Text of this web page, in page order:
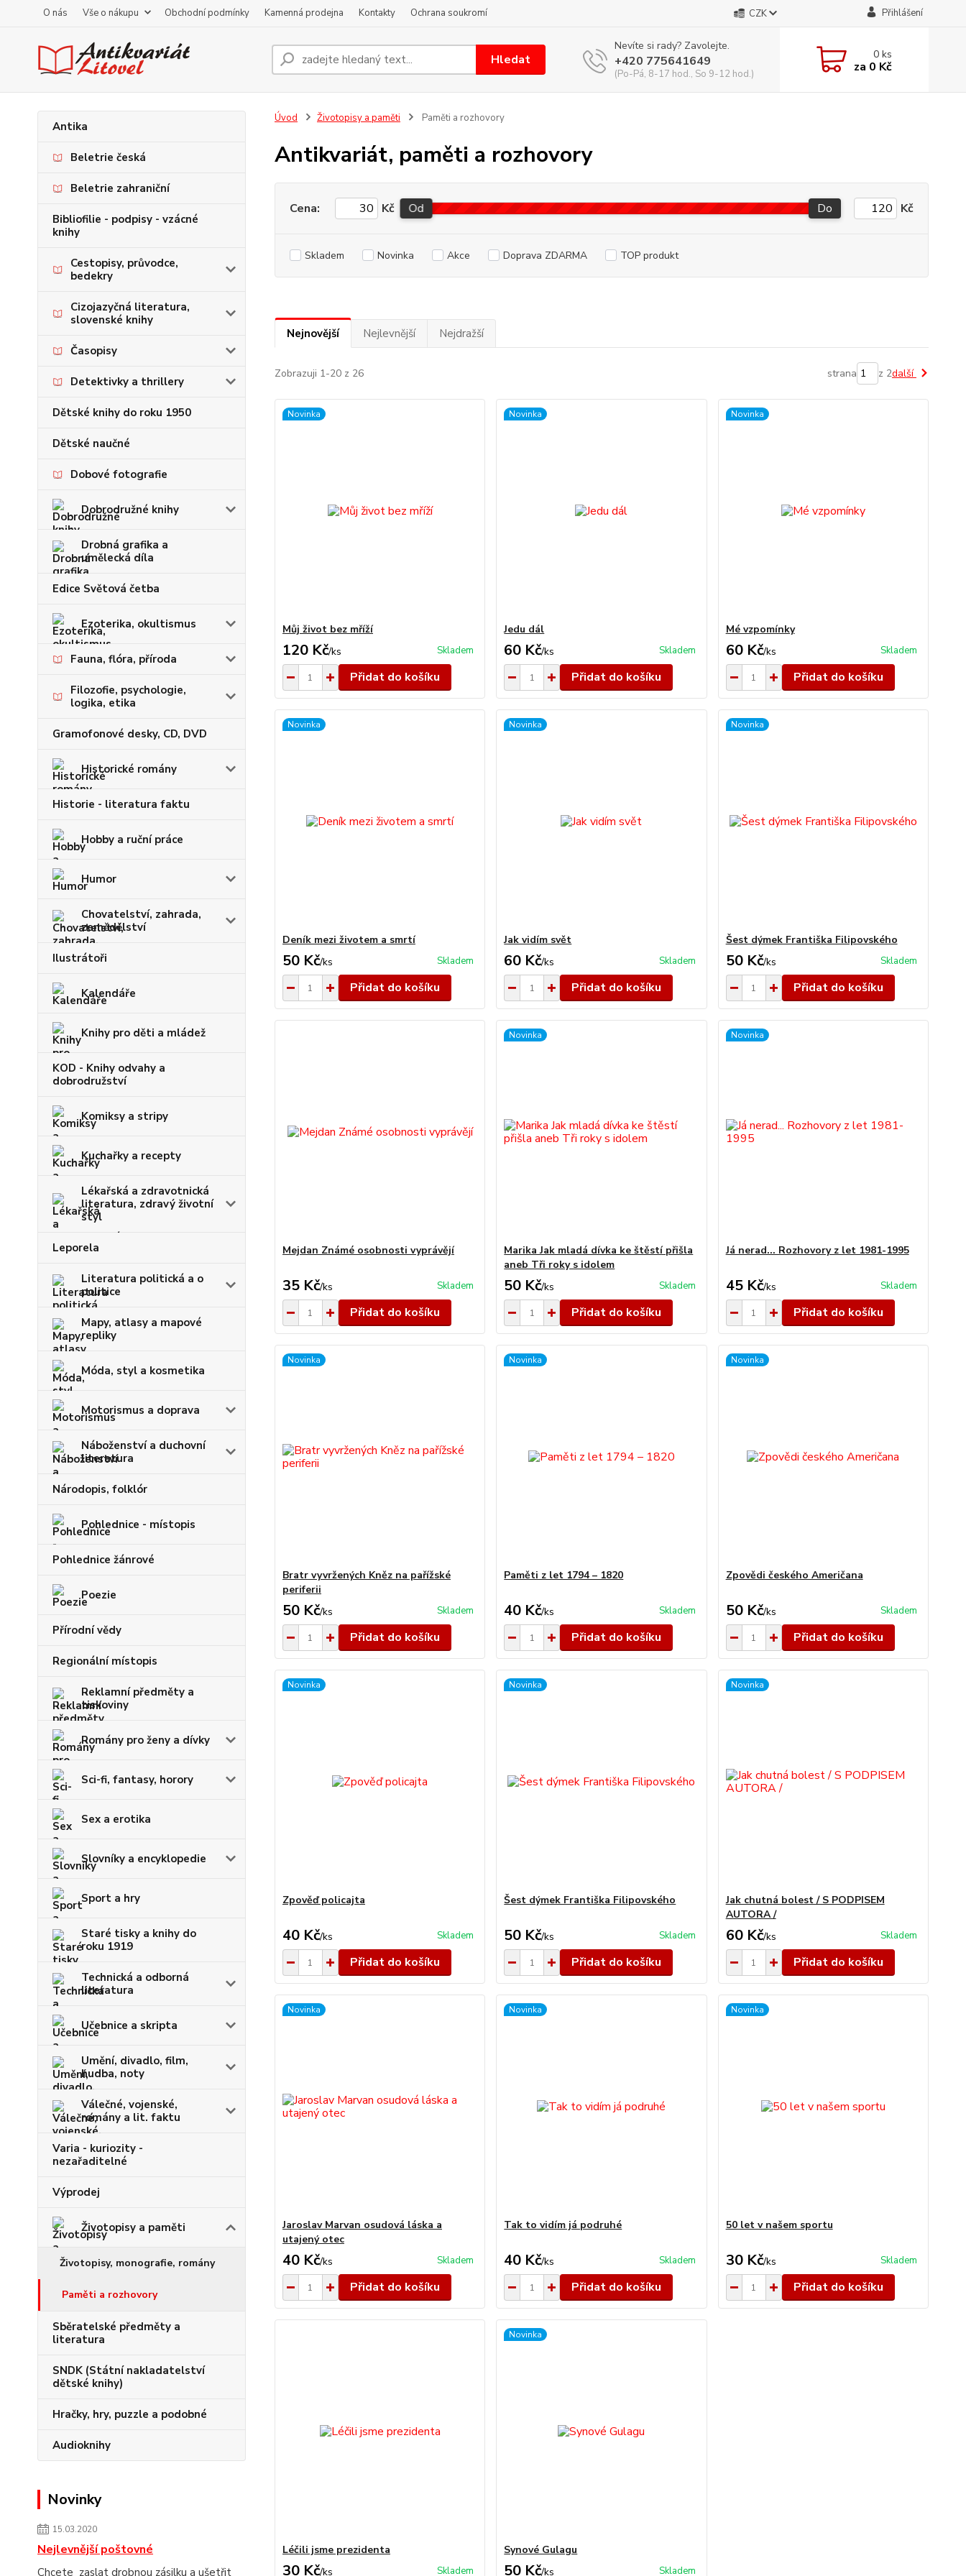
O nás Vše o nákupu Obchodní podmínky Kamenná prodejna Kontakty Ochrana soukromí CZK Přihlášení
Hledat
Nevíte si rady? Zavolejte.
+420 775641649
(Po-Pá, 8-17 hod., So 9-12 hod.)
0ks
za 0 Kč
Antika
Beletrie česká
Beletrie zahraniční
Bibliofilie - podpisy - vzácné
knihy
Cestopisy, průvodce,
bedekry
Cizojazyčná literatura,
slovenské knihy
Časopisy
Detektivky a thrillery
Dětské knihy do roku 1950
Dětské naučné
Dobové fotografie
Dobrodružné knihy
Drobná grafika a
umělecká díla
Edice Světová četba
Ezoterika, okultismus
Fauna, flóra, příroda
Filozofie, psychologie,
logika, etika
Gramofonové desky, CD, DVD
Historické romány
Historie - literatura faktu
Hobby a ruční práce
Humor
Chovatelství, zahrada,
zemědělství
Ilustrátoři
Kalendáře
Knihy pro děti a mládež
KOD - Knihy odvahy a
dobrodružství
Komiksy a stripy
Kuchařky a recepty
Lékařská a zdravotnická
literatura, zdravý životní
styl
Leporela
Literatura politická a o
politice
Mapy, atlasy a mapové
repliky
Móda, styl a kosmetika
Motorismus a doprava
Náboženství a duchovní
literatura
Národopis, folklór
Pohlednice - místopis
Pohlednice žánrové
Poezie
Přírodní vědy
Regionální místopis
Reklamní předměty a
tiskoviny
Romány pro ženy a dívky
Sci-fi, fantasy, horory
Sex a erotika
Slovníky a encyklopedie
Sport a hry
Staré tisky a knihy do
roku 1919
Technická a odborná
literatura
Učebnice a skripta
Umění, divadlo, film,
hudba, noty
Válečné, vojenské,
romány a lit. faktu
Varia - kuriozity -
nezařaditelné
Výprodej
Životopisy a paměti
Životopisy, monografie, romány
Paměti a rozhovory
Sběratelské předměty a
literatura
SNDK (Státní nakladatelství
dětské knihy)
Hračky, hry, puzzle a podobné
Audioknihy
Novinky
15.03.2020
Nejlevnější poštovné
Chcete zaslat drobnou zásilku a ušetřit
Úvod Životopisy a paměti Paměti a rozhovory
Antikvariát, paměti a rozhovory
Cena: Kč Od Do Kč
Skladem Novinka Akce Doprava ZDARMA TOP produkt
Nejnovější Nejlevnější Nejdražší
Zobrazuji 1-20 z 26 strana z 2další
Novinka
Můj život bez mříží
120 Kč/ks Skladem
Přidat do košíku
Novinka
Jedu dál
60 Kč/ks Skladem
Přidat do košíku
Novinka
Mé vzpomínky
60 Kč/ks Skladem
Přidat do košíku
Novinka
Deník mezi životem a smrtí
50 Kč/ks Skladem
Přidat do košíku
Novinka
Jak vidím svět
60 Kč/ks Skladem
Přidat do košíku
Novinka
Šest dýmek Františka Filipovského
50 Kč/ks Skladem
Přidat do košíku
Mejdan Známé osobnosti vyprávějí
35 Kč/ks Skladem
Přidat do košíku
Novinka
Marika Jak mladá dívka ke štěstí přišla
aneb Tři roky s idolem
50 Kč/ks Skladem
Přidat do košíku
Novinka
Já nerad... Rozhovory z let 1981-1995
45 Kč/ks Skladem
Přidat do košíku
Novinka
Bratr vyvržených Kněz na pařížské
periferii
50 Kč/ks Skladem
Přidat do košíku
Novinka
Paměti z let 1794 – 1820
40 Kč/ks Skladem
Přidat do košíku
Novinka
Zpovědi českého Američana
50 Kč/ks Skladem
Přidat do košíku
Novinka
Zpověď policajta
40 Kč/ks Skladem
Přidat do košíku
Novinka
Šest dýmek Františka Filipovského
50 Kč/ks Skladem
Přidat do košíku
Novinka
Jak chutná bolest / S PODPISEM
AUTORA /
60 Kč/ks Skladem
Přidat do košíku
Novinka
Jaroslav Marvan osudová láska a
utajený otec
40 Kč/ks Skladem
Přidat do košíku
Novinka
Tak to vidím já podruhé
40 Kč/ks Skladem
Přidat do košíku
Novinka
50 let v našem sportu
30 Kč/ks Skladem
Přidat do košíku
Léčili jsme prezidenta
30 Kč/ks Skladem
Novinka
Synové Gulagu
50 Kč/ks Skladem